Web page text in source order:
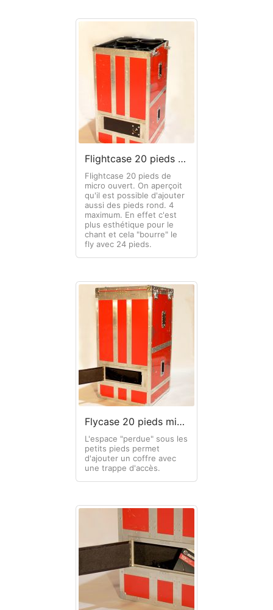
Flightcase 20 pieds de micro
Flightcase 20 pieds de
micro ouvert. On aperçoit
qu'il est possible d'ajouter
aussi des pieds rond. 4
maximum. En effet c'est
plus esthétique pour le
chant et cela "bourre" le
fly avec 24 pieds.
Flycase 20 pieds micro + trappe
L'espace "perdue" sous les
petits pieds permet
d'ajouter un coffre avec
une trappe d'accès.